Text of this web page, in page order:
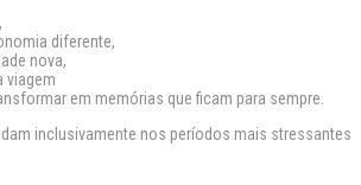
diferente,
nova,
viagem
em memórias que ficam para sempre.
inclusivamente nos períodos mais stressantes